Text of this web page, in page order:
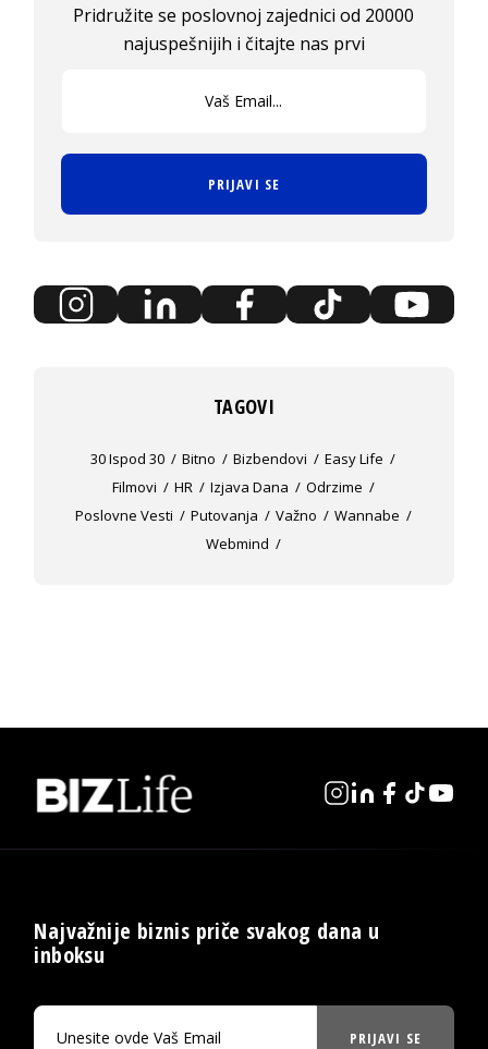
Pridružite se poslovnoj zajednici od 20000
najuspešnijih i čitajte nas prvi
PRIJAVI SE
TAGOVI
30 Ispod 30 Bitno Bizbendovi
Easy Life
Filmovi
HR Izjava Dana
Odrzime
Poslovne Vesti
Putovanja Važno
Wannabe
Webmind
Najvažnije biznis priče svakog dana u
inboksu
PRIJAVI SE